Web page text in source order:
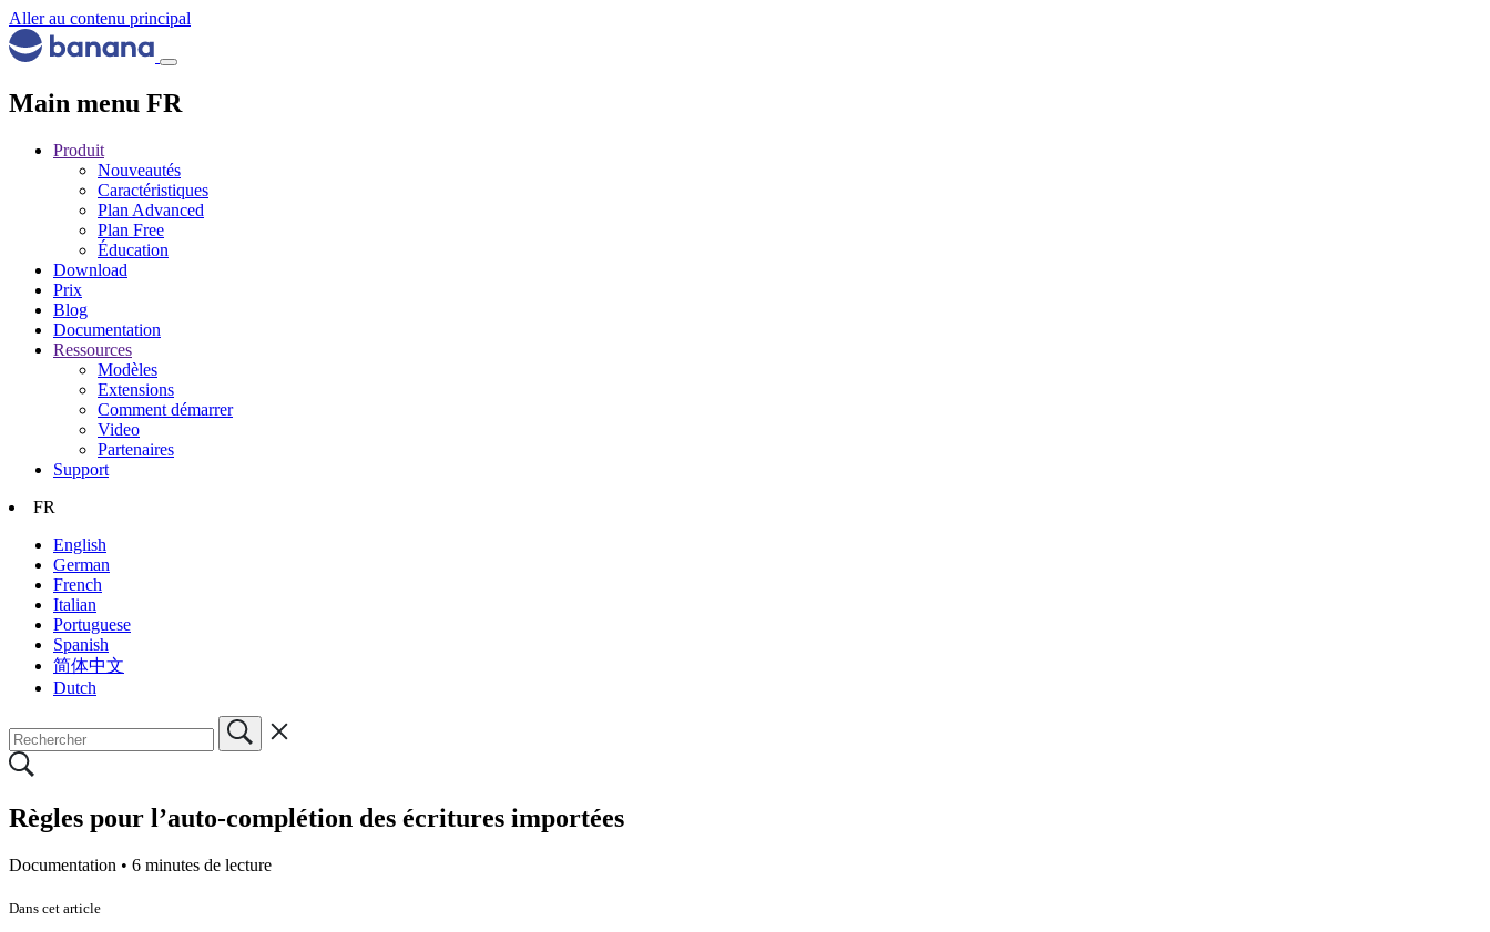
Aller au contenu principal
Main menu FR
Produit
Nouveautés
Caractéristiques
Plan Advanced
Plan Free
Éducation
Download
Prix
Blog
Documentation
Ressources
Modèles
Extensions
Comment démarrer
Video
Partenaires
Support
FR
English
German
French
Italian
Portuguese
Spanish
简体中文
Dutch
Règles pour l’auto-complétion des écritures importées
Documentation • 6 minutes de lecture
Dans cet article